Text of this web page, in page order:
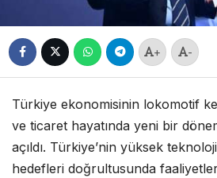
+ -
Türkiye ekonomisinin lokomotif
ve ticaret hayatında yeni bir
açıldı. Türkiye’nin yüksek
hedefleri doğrultusunda